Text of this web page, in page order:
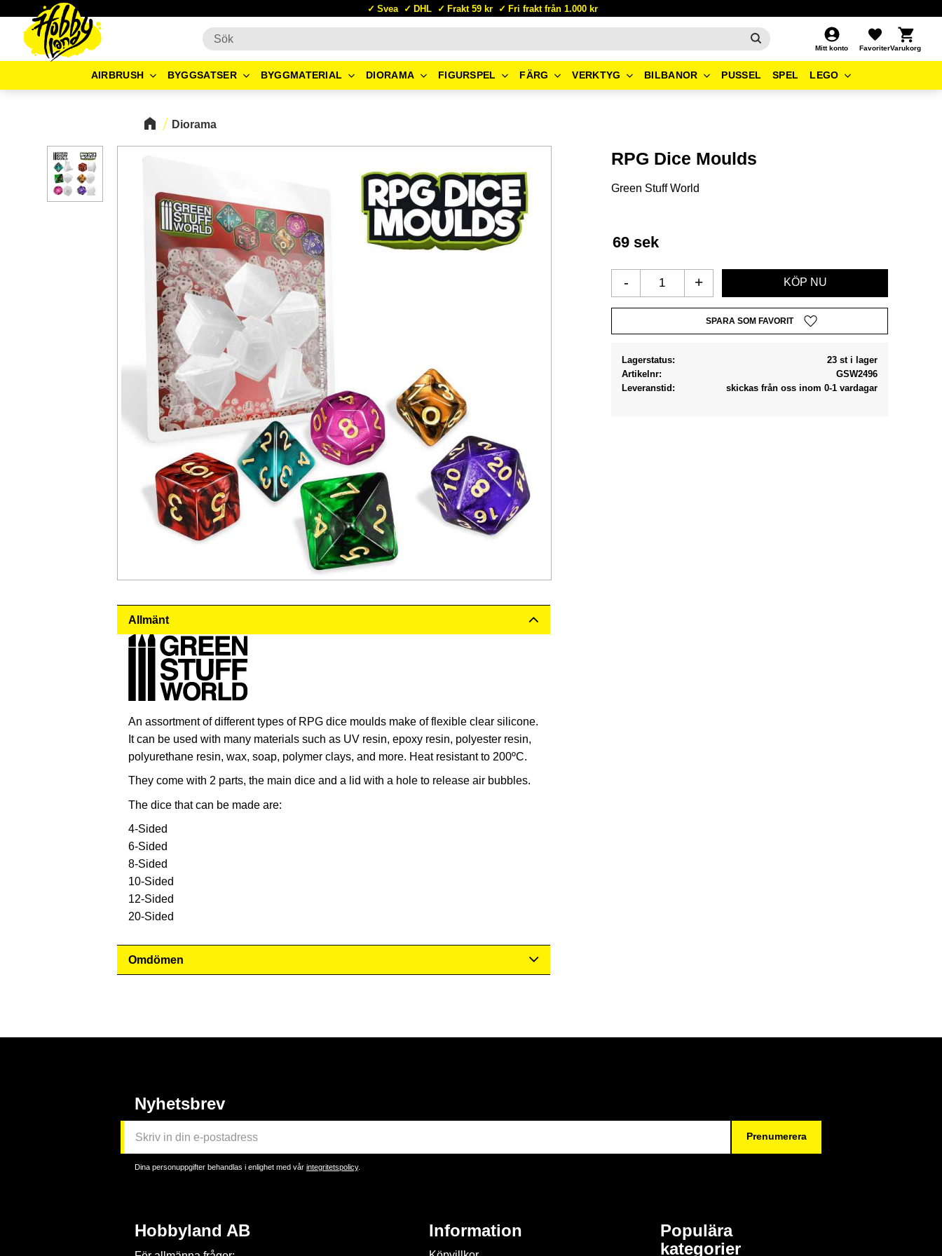
Svea DHL Frakt 59 kr Fri frakt från 1.000 kr
Mitt konto
Favoriter
Kundvagn
AIRBRUSH BYGGSATSER BYGGMATERIAL DIORAMA FIGURSPEL FÄRG VERKTYG BILBANOR PUSSEL SPEL LEGO
Diorama
RPG Dice Moulds
Green Stuff World
69 sek
+
-
Lägg till i favoriter
Lagerstatus
23 st i lager
Artikelnr
GSW2496
Leveranstid
skickas från oss inom 0-1 vardagar
Allmänt
An assortment of different types of RPG dice moulds make of flexible clear silicone.
It can be used with many materials such as UV resin, epoxy resin, polyester resin,
polyurethane resin, wax, soap, polymer clays, and more. Heat resistant to 200ºC.
They come with 2 parts, the main dice and a lid with a hole to release air bubbles.
The dice that can be made are:
4-Sided
6-Sided
8-Sided
10-Sided
12-Sided
20-Sided
Omdömen
Nyhetsbrev
Prenumerera
Dina personuppgifter behandlas i enlighet med vår integritetspolicy.
Hobbyland AB Information
Populära
kategorier